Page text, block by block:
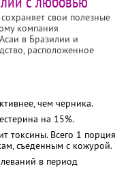
свои полезные
компания
в Бразилии и
расположенное
чем черника.
на 15%.
токсины. Всего 1 порция
съеденным с кожурой.
в период